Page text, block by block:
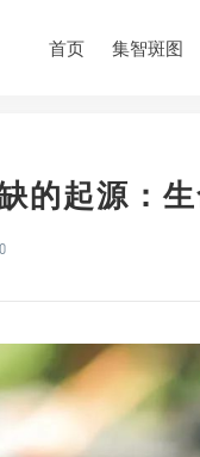
首页 集智斑图
的起源：
0